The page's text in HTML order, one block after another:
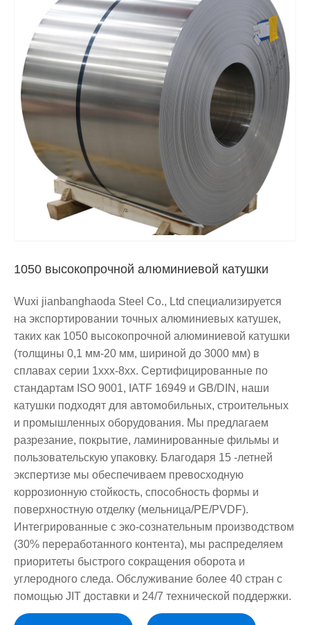
1050 высокопрочной алюминиевой катушки
Wuxi jianbanghaoda Steel Co., Ltd‌ специализируется
на экспортировании точных алюминиевых катушек,
таких как 1050 высокопрочной алюминиевой катушки
(толщины 0,1 мм-20 мм, шириной до 3000 мм) в
сплавах серии 1xxx-8xx. Сертифицированные по
стандартам ISO 9001, IATF 16949 и GB/DIN, наши
катушки подходят для автомобильных, строительных
и промышленных оборудования. Мы предлагаем
разрезание, покрытие, ламинированные фильмы и
пользовательскую упаковку. Благодаря 15 -летней
экспертизе мы обеспечиваем превосходную
коррозионную стойкость, способность формы и
поверхностную отделку (мельница/PE/PVDF).
Интегрированные с эко-сознательным производством
(30% переработанного контента), мы распределяем
приоритеты быстрого сокращения оборота и
углеродного следа. Обслуживание более 40 стран с
помощью JIT доставки и 24/7 технической поддержки.